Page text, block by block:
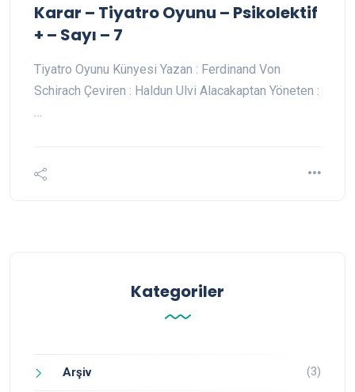
Karar – Tiyatro Oyunu – Psikolektif
+ – Sayı – 7
Tiyatro Oyunu Künyesi Yazan : Ferdinand Von
Schirach Çeviren : Haldun Ulvi Alacakaptan Yöneten :
…
Kategoriler
Arşiv (3)